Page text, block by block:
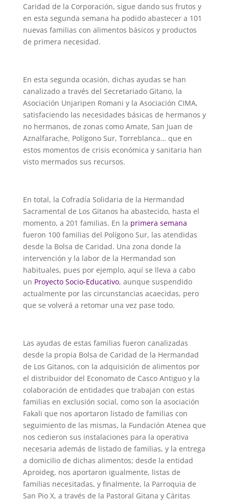
Caridad de la Corporación, sigue dando sus frutos y
en esta segunda semana ha podido abastecer a 101
nuevas familias con alimentos básicos y productos
de primera necesidad.
En esta segunda ocasión, dichas ayudas se han
canalizado a través del Secretariado Gitano, la
Asociación Unjaripen Romani y la Asociación CIMA,
satisfaciendo las necesidades básicas de hermanos y
no hermanos, de zonas como Amate, San Juan de
Aznalfarache, Polígono Sur, Torreblanca… que en
estos momentos de crisis económica y sanitaria han
visto mermados sus recursos.
En total, la Cofradía Solidaria de la Hermandad
Sacramental de Los Gitanos ha abastecido, hasta el
momento, a 201 familias. En la primera semana
fueron 100 familias del Polígono Sur, las atendidas
desde la Bolsa de Caridad. Una zona donde la
intervención y la labor de la Hermandad son
habituales, pues por ejemplo, aquí se lleva a cabo
un Proyecto Socio-Educativo, aunque suspendido
actualmente por las circunstancias acaecidas, pero
que se volverá a retomar una vez pase todo.
Las ayudas de estas familias fueron canalizadas
desde la propia Bolsa de Caridad de la Hermandad
de Los Gitanos, con la adquisición de alimentos por
el distribuidor del Economato de Casco Antiguo y la
colaboración de entidades que trabajan con estas
familias en exclusión social, como son la asociación
Fakali que nos aportaron listado de familias con
seguimiento de las mismas, la Fundación Atenea que
nos cedieron sus instalaciones para la operativa
necesaria además de listado de familias, y la entrega
a domicilio de dichas alimentos; desde la entidad
Aproideg, nos aportaron igualmente, listas de
familias necesitadas, y finalmente, la Parroquia de
San Pio X, a través de la Pastoral Gitana y Cáritas